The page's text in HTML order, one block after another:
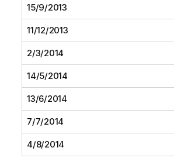
15/9/2013
11/12/2013
2/3/2014
14/5/2014
13/6/2014
7/7/2014
4/8/2014